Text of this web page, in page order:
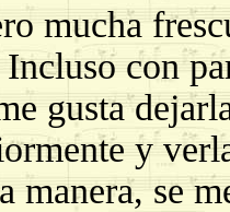
mucha
con
gusta
y
manera, se